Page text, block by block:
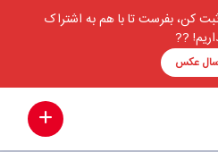
کن، بفرست تا با هم به اشتراک
??
عکس